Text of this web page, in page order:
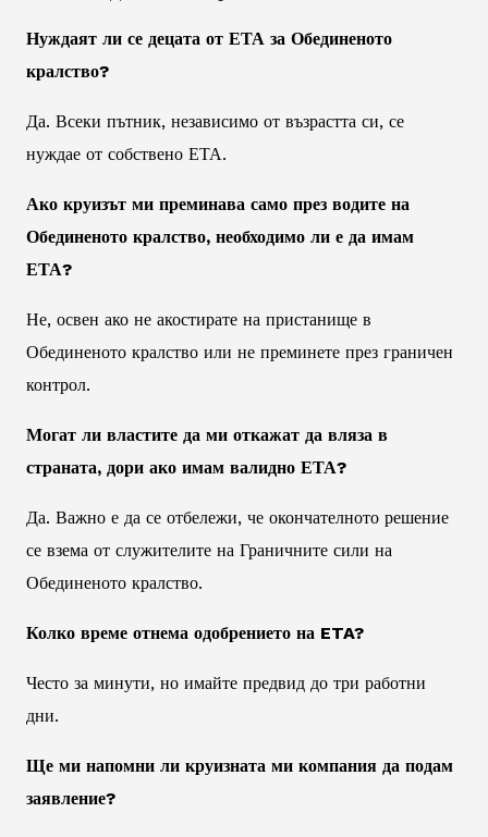
Нуждаят ли се децата от ЕТА за Обединеното
кралство?
Да. Всеки пътник, независимо от възрастта си, се
нуждае от собствено ЕТА.
Ако круизът ми преминава само през водите на
Обединеното кралство, необходимо ли е да имам
ЕТА?
Не, освен ако не акостирате на пристанище в
Обединеното кралство или не преминете през граничен
контрол.
Могат ли властите да ми откажат да вляза в
страната, дори ако имам валидно ЕТА?
Да. Важно е да се отбележи, че окончателното решение
се взема от служителите на Граничните сили на
Обединеното кралство.
Колко време отнема одобрението на ETA?
Често за минути, но имайте предвид до три работни
дни.
Ще ми напомни ли круизната ми компания да подам
заявление?